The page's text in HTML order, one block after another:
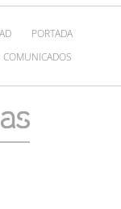
PORTADA
COMUNICADOS